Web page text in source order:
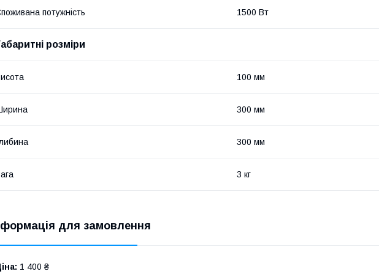
потужність 1500 Вт
розміри
100 мм
300 мм
300 мм
3 кг
для замовлення
1 400 ₴